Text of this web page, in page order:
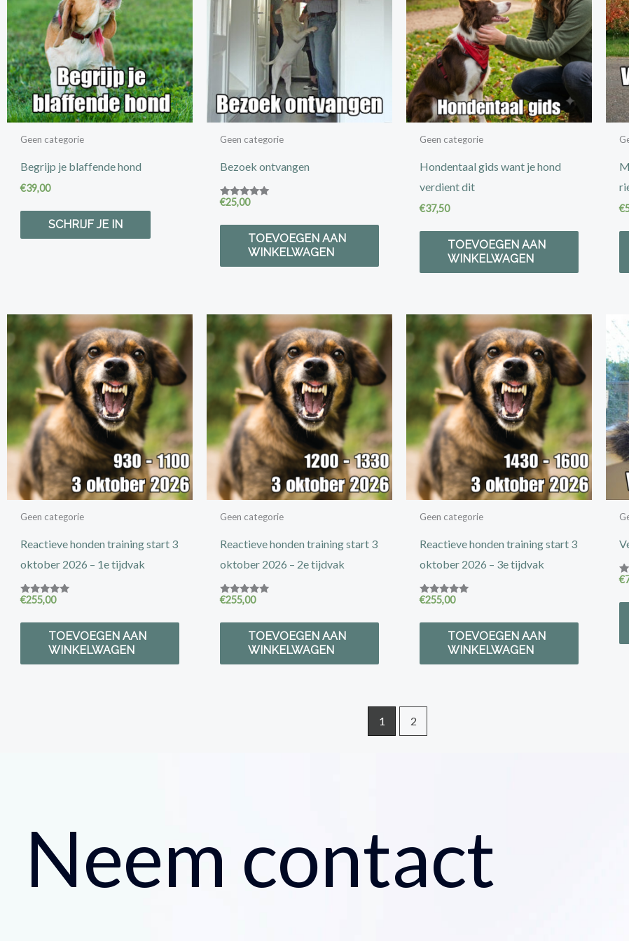
Geen categorie
Begrijp je blaffende hond
€39,00
SCHRIJF JE IN
Geen categorie
Bezoek ontvangen
Gewaardeerd
uit 5
€25,00
TOEVOEGEN AAN
WINKELWAGEN
Geen categorie
Hondentaal gids want je hond
verdient dit
€37,50
TOEVOEGEN AAN
WINKELWAGEN
€
Geen categorie
Reactieve honden training start 3
oktober 2026 – 1e tijdvak
Gewaardeerd
uit 5
€255,00
TOEVOEGEN AAN
WINKELWAGEN
Geen categorie
Reactieve honden training start 3
oktober 2026 – 2e tijdvak
Gewaardeer
4.94
€255,00
TOEVOEGEN AAN
WINKELWAGEN
Geen categorie
Reactieve honden training start 3
oktober 2026 – 3e tijdvak
Gewaardeerd
uit 5
€255,00
TOEVOEGEN AAN
WINKELWAGEN
€
1 2
Neem contact